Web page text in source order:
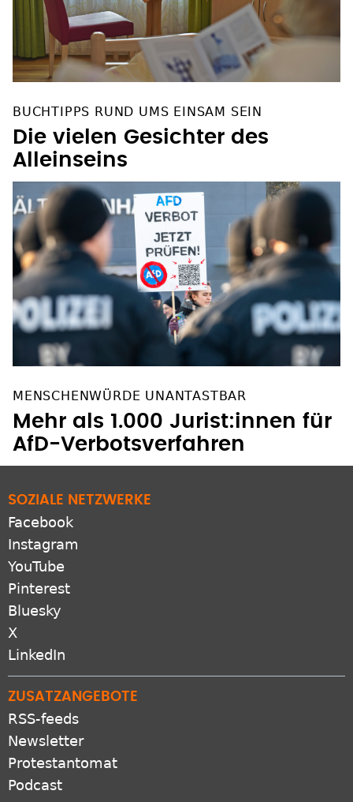
BUCHTIPPS RUND UMS EINSAM SEIN
Die vielen Gesichter des
Alleinseins
MENSCHENWÜRDE UNANTASTBAR
Mehr als 1.000 Jurist:innen für
AfD-Verbotsverfahren
SOZIALE NETZWERKE
Facebook
Instagram
YouTube
Pinterest
Bluesky
X
LinkedIn
ZUSATZANGEBOTE
RSS-feeds
Newsletter
Protestantomat
Podcast